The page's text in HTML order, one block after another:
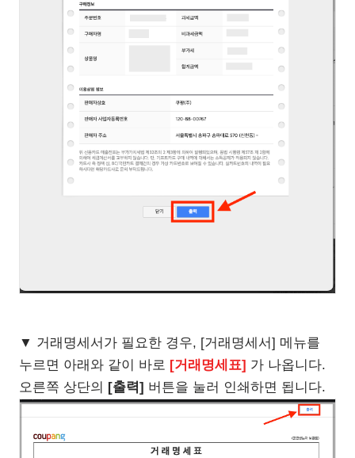
▼ 거래명세서가 필요한 경우, [거래명세서] 메뉴를
누르면 아래와 같이 바로 [거래명세표] 가 나옵니다.
오른쪽 상단의 [출력] 버튼을 눌러 인쇄하면 됩니다.